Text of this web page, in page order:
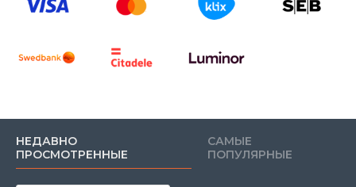
НЕДАВНО
ПРОСМОТРЕННЫЕ
САМЫЕ
ПОПУЛЯРНЫЕ